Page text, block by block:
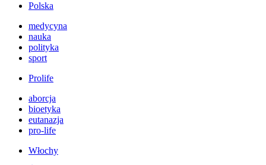
Polska
medycyna
nauka
polityka
sport
Prolife
aborcja
bioetyka
eutanazja
pro-life
Włochy